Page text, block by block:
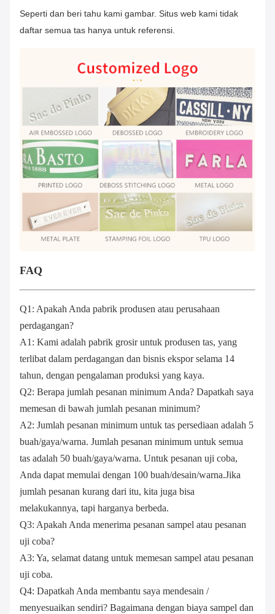
Seperti dan beri tahu kami gambar. Situs web kami tidak
daftar semua tas hanya untuk referensi.
FAQ
Q1: Apakah Anda pabrik produsen atau perusahaan
perdagangan?
A1: Kami adalah pabrik grosir untuk produsen tas, yang
terlibat dalam perdagangan dan bisnis ekspor selama 14
tahun, dengan pengalaman produksi yang kaya.
Q2: Berapa jumlah pesanan minimum Anda? Dapatkah saya
memesan di bawah jumlah pesanan minimum?
A2: Jumlah pesanan minimum untuk tas persediaan adalah 5
buah/gaya/warna. Jumlah pesanan minimum untuk semua
tas adalah 50 buah/gaya/warna. Untuk pesanan uji coba,
Anda dapat memulai dengan 100 buah/desain/warna.Jika
jumlah pesanan kurang dari itu, kita juga bisa
melakukannya, tapi harganya berbeda.
Q3: Apakah Anda menerima pesanan sampel atau pesanan
uji coba?
A3: Ya, selamat datang untuk memesan sampel atau pesanan
uji coba.
Q4: Dapatkah Anda membantu saya mendesain /
menyesuaikan sendiri? Bagaimana dengan biaya sampel dan